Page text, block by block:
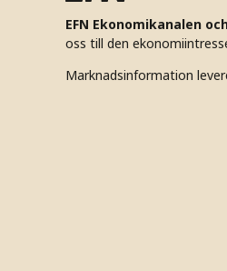
EFN Ekonomikanalen
oss till den
Marknadsinformation